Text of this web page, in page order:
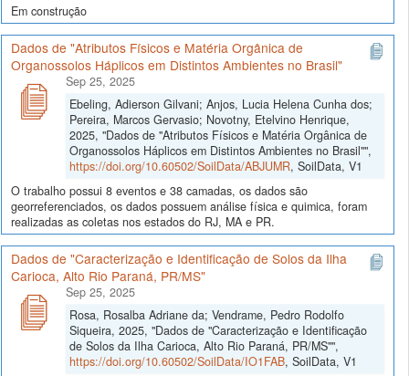
Em construção
Dados de "Atributos Físicos e Matéria Orgânica de
Organossolos Háplicos em Distintos Ambientes no Brasil"
Sep 25, 2025
Ebeling, Adierson Gilvani; Anjos, Lucia Helena Cunha dos;
Pereira, Marcos Gervasio; Novotny, Etelvino Henrique,
2025, "Dados de "Atributos Físicos e Matéria Orgânica de
Organossolos Háplicos em Distintos Ambientes no Brasil"",
https://doi.org/10.60502/SoilData/ABJUMR, SoilData, V1
O trabalho possui 8 eventos e 38 camadas, os dados são
georreferenciados, os dados possuem análise física e quimica, foram
realizadas as coletas nos estados do RJ, MA e PR.
Dados de "Caracterização e Identificação de Solos da Ilha
Carioca, Alto Rio Paraná, PR/MS"
Sep 25, 2025
Rosa, Rosalba Adriane da; Vendrame, Pedro Rodolfo
Siqueira, 2025, "Dados de "Caracterização e Identificação
de Solos da Ilha Carioca, Alto Rio Paraná, PR/MS"",
https://doi.org/10.60502/SoilData/IO1FAB, SoilData, V1